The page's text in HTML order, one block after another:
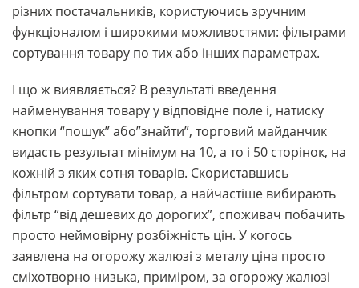
різних постачальників, користуючись зручним
функціоналом і широкими можливостями: фільтрами
сортування товару по тих або інших параметрах.
І що ж виявляється? В результаті введення
найменування товару у відповідне поле і, натиску
кнопки “пошук” або”знайти”, торговий майданчик
видасть результат мінімум на 10, а то і 50 сторінок, на
кожній з яких сотня товарів. Скориставшись
фільтром сортувати товар, а найчастіше вибирають
фільтр “від дешевих до дорогих”, споживач побачить
просто неймовірну розбіжність цін. У когось
заявлена на огорожу жалюзі з металу ціна просто
сміхотворно низька, приміром, за огорожу жалюзі